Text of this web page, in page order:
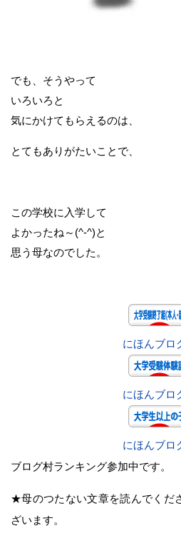
でも、そうやって
いろいろと
気にかけてもらえるのは、
とてもありがたいことで、
この学校に入学して
よかったね～(^-^)と
思う母なのでした。
にほんブロ
にほんブロ
にほんブロ
ブログ村ランキング参加中です。
★母のつたない文章を読んでくだ
ざいます。